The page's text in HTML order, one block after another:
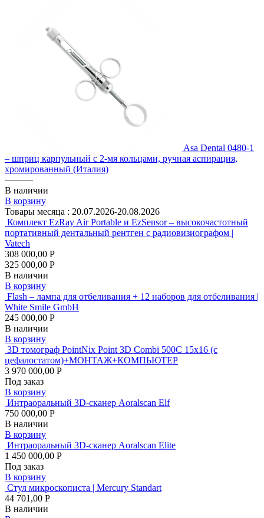
Asa Dental 0480-1
– шприц карпульный с 2-мя кольцами, ручная аспирация,
хромированный (Италия)
———
В наличии
В корзину
Товары месяца : 20.07.2026-20.08.2026
Комплект EzRay Air Portable и EzSensor – высокочастотный
портативный дентальный рентген с радиовизиографом |
Vatech
308 000,00 Р
325 000,00 Р
В наличии
В корзину
Flash – лампа для отбеливания + 12 наборов для отбеливания |
White Smile GmbH
245 000,00 Р
В наличии
В корзину
3D томограф PointNix Point 3D Combi 500C 15х16 (с
цефалостатом)+МОНТАЖ+КОМПЬЮТЕР
3 970 000,00 Р
Под заказ
В корзину
Интраоральный 3D-сканер Aoralscan Elf
750 000,00 Р
В наличии
В корзину
Интраоральный 3D-сканер Aoralscan Elite
1 450 000,00 Р
Под заказ
В корзину
Стул микроскописта | Mercury Standart
44 701,00 Р
В наличии